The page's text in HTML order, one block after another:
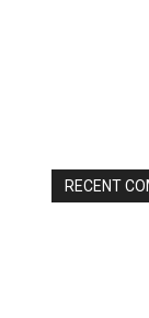
RECENT